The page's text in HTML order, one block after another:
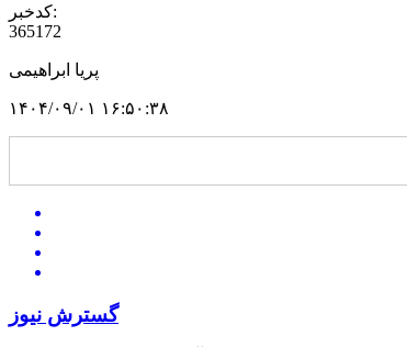
کدخبر:
365172
پریا ابراهیمی
۱۴۰۴/۰۹/۰۱ ۱۶:۵۰:۳۸
گسترش نیوز